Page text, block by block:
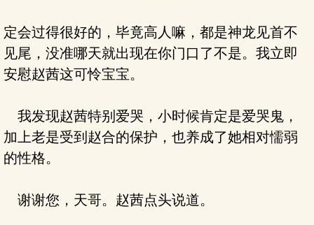
定会过得很好的，毕竟高人嘛，都是神龙见首不
见尾，没准哪天就出现在你门口了不是。我立即
安慰赵茜这可怜宝宝。
我发现赵茜特别爱哭，小时候肯定是爱哭鬼，
加上老是受到赵合的保护，也养成了她相对懦弱
的性格。
谢谢您，天哥。赵茜点头说道。